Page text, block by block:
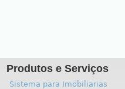
Produtos e Serviços
Sistema para Imobiliarias